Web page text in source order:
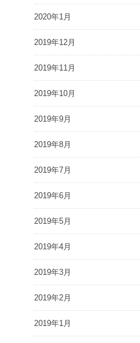
2020年1月
2019年12月
2019年11月
2019年10月
2019年9月
2019年8月
2019年7月
2019年6月
2019年5月
2019年4月
2019年3月
2019年2月
2019年1月